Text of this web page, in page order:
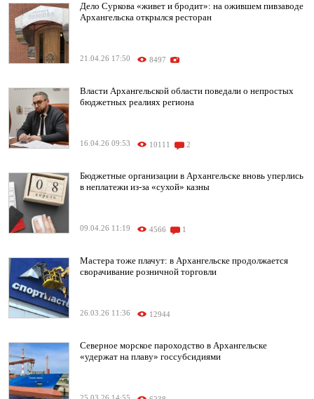
Дело Суркова «живет и бродит»: на ожившем пивзаводе
Архангельска открылся ресторан
21.04.26 17:50 8497
Власти Архангельской области поведали о непростых
бюджетных реалиях региона
16.04.26 09:53 10111 2
Бюджетные организации в Архангельске вновь уперлись
в неплатежи из-за «сухой» казны
09.04.26 11:19 4566 1
Мастера тоже плачут: в Архангельске продолжается
сворачивание розничной торговли
26.03.26 11:36 12944
Северное морское пароходство в Архангельске
«удержат на плаву» госсубсидиями